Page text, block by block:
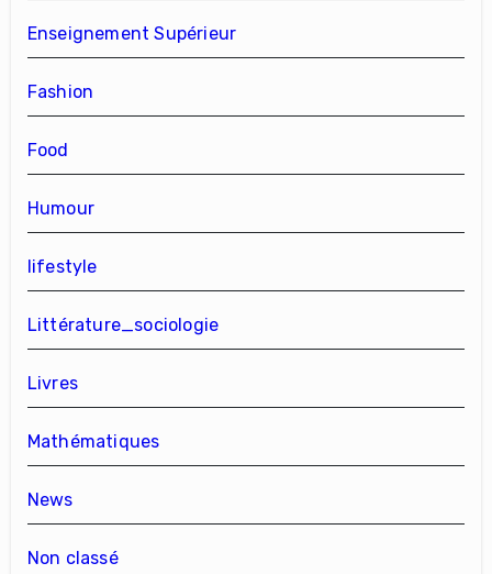
Enseignement Supérieur
Fashion
Food
Humour
lifestyle
Littérature_sociologie
Livres
Mathématiques
News
Non classé